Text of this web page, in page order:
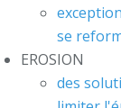
se
EROSION
des